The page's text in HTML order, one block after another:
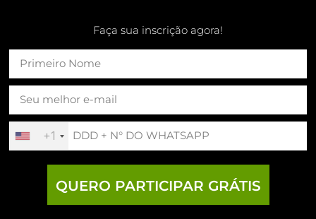
Faça sua inscrição agora!
+1
QUERO PARTICIPAR GRÁTIS